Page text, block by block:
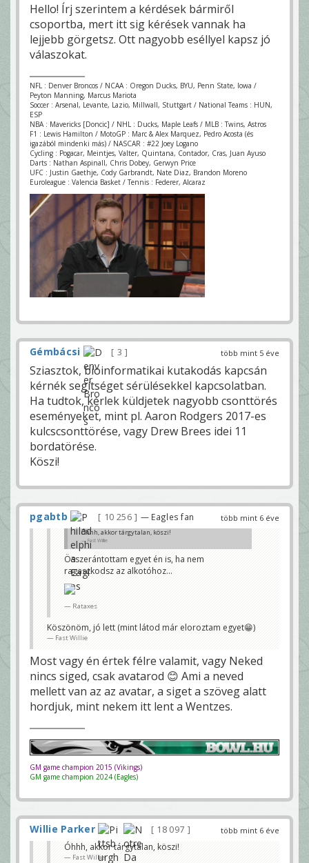
Hello! Írj szerintem a kérdések bármiről
csoportba, mert itt sig kérések vannak ha
lejjebb görgetsz. Ott nagyobb eséllyel kapsz jó
válaszokat.
NFL : Denver Broncos / NCAA : Oregon Ducks, BYU, Penn State, Iowa /
Peyton Manning, Marcus Mariota
Soccer : Arsenal, Levante, Lazio, Millwall, Stuttgart / National Teams : HUN,
ESP
NBA : Mavericks [Doncic] / NHL : Ducks, Maple Leafs / MLB : Twins, Astros
F1 : Lewis Hamilton / MotoGP : Marc & Alex Marquez, Pedro Acosta (és
igazából mindenki más) / NASCAR : #22 Joey Logano
Cycling : Pogacar, Meintjes, Valter, Quintana, Contador, Cras, Juan Ayuso
Darts : Nathan Aspinall, Chris Dobey, Gerwyn Price
UFC : Justin Gaethje, Cody Garbrandt, Nate Diaz, Brandon Moreno
Euroleague : Valencia Basket / Tennis : Federer, Alcaraz
több mint 5 éve
Gémbácsi 3
Sziasztok, bioinformatikai kutakodás kapcsán
kérnék segítséget sérülésekkel kapcsolatban.
Ha tudtok, kérlek küldjetek nagyobb csonttörés
eseményeket, mint pl. Aaron Rodgers 2017-es
kulcscsonttörése, vagy Drew Brees idei 11
bordatörése.
Köszi!
több mint 6 éve
pgabtb 10 256 — Eagles fan
Óhhh, akkor tárgytalan, köszi!
Fast Willie
Összerántottam egyet én is, ha nem
ragaszkodsz az alkotóhoz...
Rataxes
Köszönöm, jó lett (mint látod már eloroztam egyet😁)
Fast Willie
Most vagy én értek félre valamit, vagy Neked
nincs siged, csak avatarod 😊 Ami a neved
mellett van az az avatar, a siget a szöveg alatt
hordjuk, mint nekem itt lent a Wentzes.
GM game champion 2015 (Vikings)
GM game champion 2024 (Eagles)
több mint 6 éve
Willie Parker
18 097
Óhhh, akkor tárgytalan, köszi!
Fast Willie